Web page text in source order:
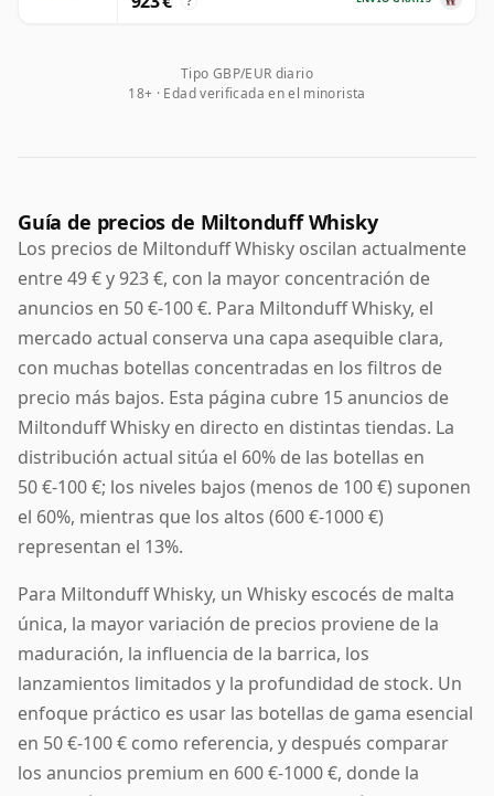
Tipo GBP/EUR diario
18+ · Edad verificada en el minorista
Guía de precios de Miltonduff Whisky
Los precios de Miltonduff Whisky oscilan actualmente
entre 49 € y 923 €, con la mayor concentración de
anuncios en 50 €-100 €. Para Miltonduff Whisky, el
mercado actual conserva una capa asequible clara,
con muchas botellas concentradas en los filtros de
precio más bajos. Esta página cubre 15 anuncios de
Miltonduff Whisky en directo en distintas tiendas. La
distribución actual sitúa el 60% de las botellas en
50 €-100 €; los niveles bajos (menos de 100 €) suponen
el 60%, mientras que los altos (600 €-1000 €)
representan el 13%.
Para Miltonduff Whisky, un Whisky escocés de malta
única, la mayor variación de precios proviene de la
maduración, la influencia de la barrica, los
lanzamientos limitados y la profundidad de stock. Un
enfoque práctico es usar las botellas de gama esencial
en 50 €-100 € como referencia, y después comparar
los anuncios premium en 600 €-1000 €, donde la